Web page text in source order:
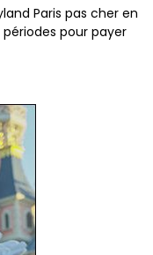
Paris pas cher en
périodes pour payer